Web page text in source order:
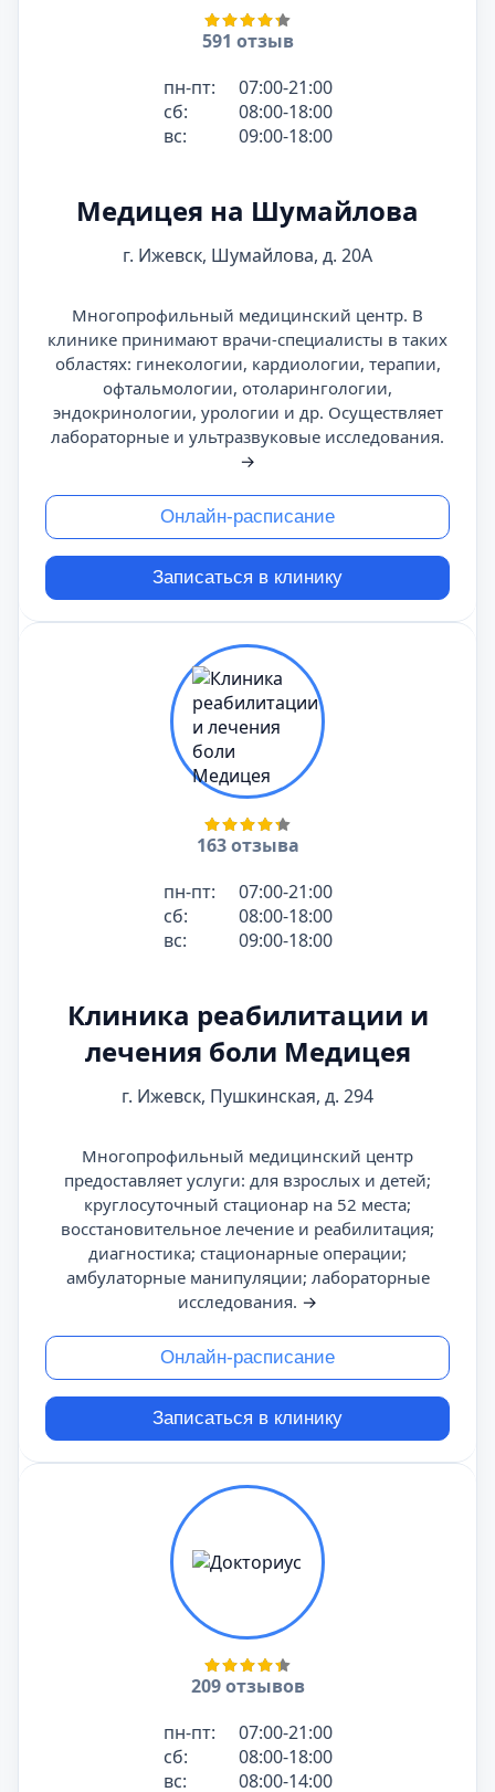
591 отзыв
пн-пт:
07:00-21:00
сб:
08:00-18:00
вс:
09:00-18:00
Медицея на Шумайлова
г. Ижевск, Шумайлова, д. 20А
Многопрофильный медицинский центр. В
клинике принимают врачи-специалисты в таких
областях: гинекологии, кардиологии, терапии,
офтальмологии, отоларингологии,
эндокринологии, урологии и др. Осуществляет
лабораторные и ультразвуковые исследования.
→
Онлайн-расписание
Записаться в клинику
163 отзыва
пн-пт:
07:00-21:00
сб:
08:00-18:00
вс:
09:00-18:00
Клиника реабилитации и
лечения боли Медицея
г. Ижевск, Пушкинская, д. 294
Многопрофильный медицинский центр
предоставляет услуги: для взрослых и детей;
круглосуточный стационар на 52 места;
восстановительное лечение и реабилитация;
диагностика; стационарные операции;
амбулаторные манипуляции; лабораторные
исследования. →
Онлайн-расписание
Записаться в клинику
209 отзывов
пн-пт:
07:00-21:00
сб:
08:00-18:00
вс:
08:00-14:00